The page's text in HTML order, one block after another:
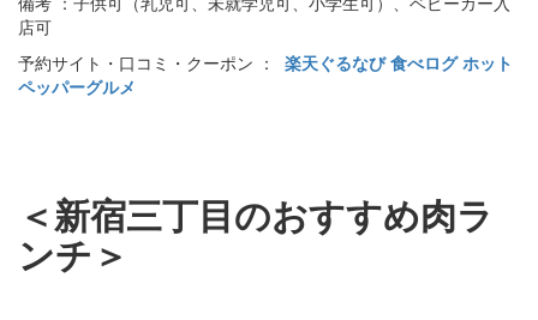
店可
予約サイト・口コミ・クーポン ： 楽天ぐるなび食べログホット
ペッパーグルメ
＜新宿三丁目のおすすめ肉ラ
ンチ＞